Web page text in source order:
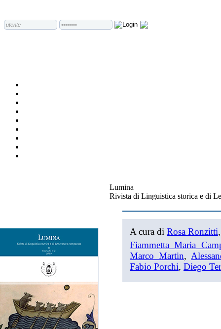
Lumina
Rivista di Linguistica storica e di
A cura di Rosa Ronzitti
Fiammetta Maria
Marco Martin,
Fabio Porchi, Diego